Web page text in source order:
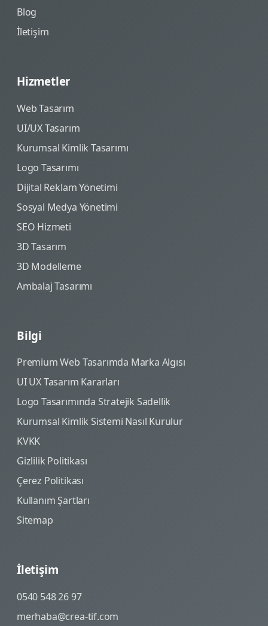
Blog
İletişim
Hizmetler
Web Tasarım
UI/UX Tasarım
Kurumsal Kimlik Tasarımı
Logo Tasarımı
Dijital Reklam Yönetimi
Sosyal Medya Yönetimi
SEO Hizmeti
3D Tasarım
3D Modelleme
Ambalaj Tasarımı
Bilgi
Premium Web Tasarımda Marka Algısı
UI UX Tasarım Kararları
Logo Tasarımında Stratejik Sadellik
Kurumsal Kimlik Sistemi Nasıl Kurulur
KVKK
Gizlilik Politikası
Çerez Politikası
Kullanım Şartları
Sitemap
İletişim
0540 548 26 97
merhaba@crea-tif.com